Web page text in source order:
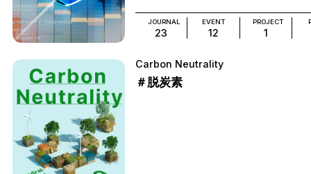
JOURNAL
23
EVENT
12
PROJECT
1
Carbon Neutrality
＃脱炭素